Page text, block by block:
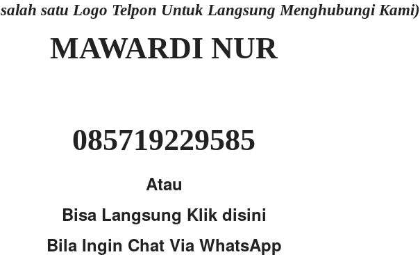
satu Logo Telpon Untuk Langsung Menghubungi Kami)
MAWARDI NUR
085719229585
Atau
Bisa Langsung Klik disini
Bila Ingin Chat Via WhatsApp